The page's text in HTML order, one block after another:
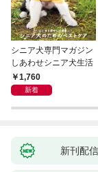
シニア犬専門マガジン
しあわせシニア犬生活
1,760
新着
新刊配